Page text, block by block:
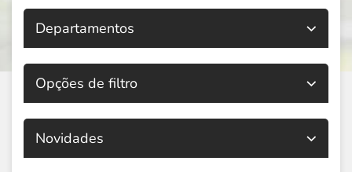
Departamentos
Opções de filtro
Novidades